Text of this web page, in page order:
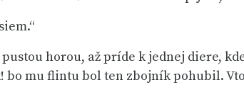
horou, až príde k jednej diere,
mu flintu bol ten zbojník pohubil.